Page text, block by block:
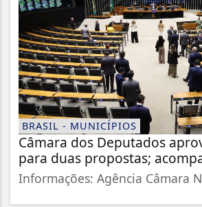
BRASIL - MUNICÍPIOS
Câmara dos Deputados
para duas propostas;
Informações: Agência Câmara